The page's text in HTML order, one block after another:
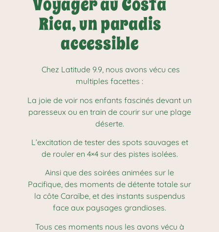
Rica, un paradis
accessible
Chez Latitude 9.9, nous avons vécu ces
multiples facettes :
La joie de voir nos enfants fascinés devant un
paresseux ou en train de courir sur une plage
déserte.
L’excitation de tester des spots sauvages et
de rouler en 4×4 sur des pistes isolées.
Ainsi que des soirées animées sur le
Pacifique, des moments de détente totale sur
la côte Caraïbe, et des instants suspendus
face aux paysages grandioses.
Tous ces moments nous les avons vécu à